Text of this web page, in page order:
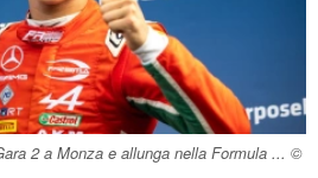
2 a Monza e allunga nella Formula ... ©